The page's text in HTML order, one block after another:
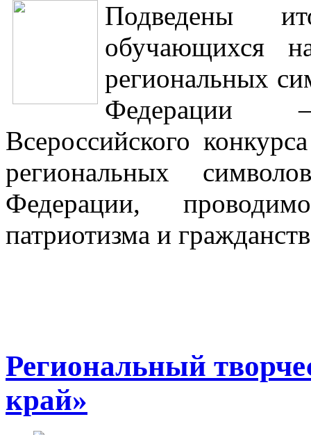
Подведены
обучающихся
региональных
Федерации
Всероссийского
региональных
Федерации,
патриотизма и
Региональный
край»